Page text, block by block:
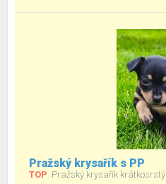
Pražský krysařík s PP
TOP Pražský krysařík krátkosrstý